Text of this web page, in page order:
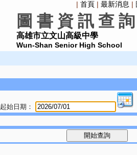
| 首頁 | 最新消息 |
圖 書 資 訊 查
高雄市立文山高級中學
Wun-Shan Senior High School
起始日期：